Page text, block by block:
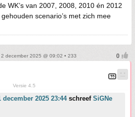
WK’s van 2007, 2008, 2010 én 2012
scenario’s met zich mee
2 december 2025 @ 09:02 • 233
Versie 4.5
december 2025 23:44schreef SiGNe